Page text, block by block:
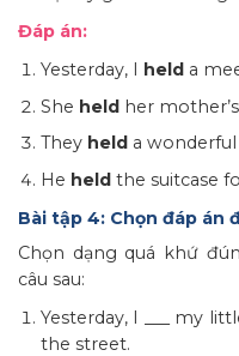
Đáp án:
Yesterday, I helda
She heldher
They helda wonderful
He heldthe suitcase
Bài tập 4: Chọn đáp án
Chọn dạng quá khứ
câu sau:
Yesterday, I ___ my
the street.